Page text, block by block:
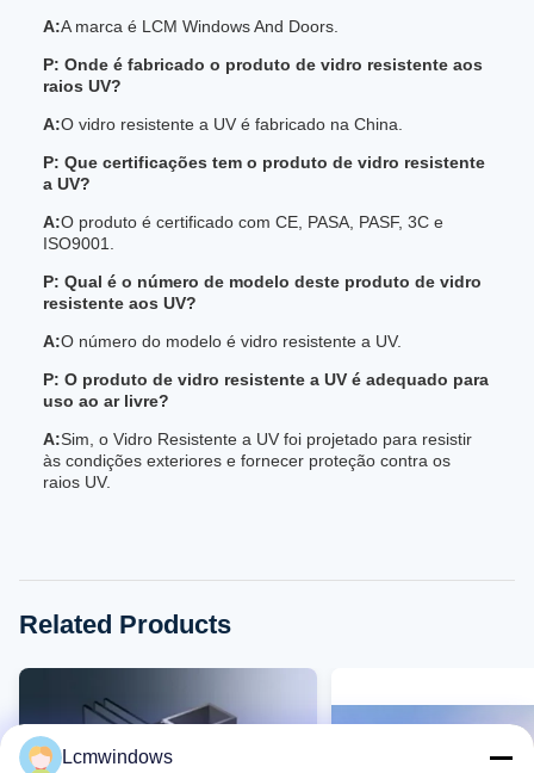
A:A marca é LCM Windows And Doors.
P: Onde é fabricado o produto de vidro resistente aos
raios UV?
A:O vidro resistente a UV é fabricado na China.
P: Que certificações tem o produto de vidro resistente
a UV?
A:O produto é certificado com CE, PASA, PASF, 3C e
ISO9001.
P: Qual é o número de modelo deste produto de vidro
resistente aos UV?
A:O número do modelo é vidro resistente a UV.
P: O produto de vidro resistente a UV é adequado para
uso ao ar livre?
A:Sim, o Vidro Resistente a UV foi projetado para resistir
às condições exteriores e fornecer proteção contra os
raios UV.
Related Products
Lcmwindows